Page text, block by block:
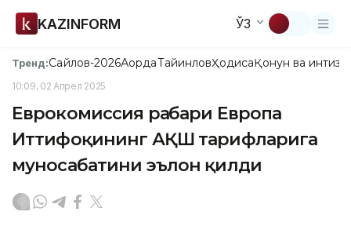
KAZINFORM ЎЗ
Тренд:Сайлов-2026АқордаТайинловҲодисаҚонун ва
10:09, 02 Апрел 2025
Еврокомиссия раҳбари Европа
Иттифоқининг АҚШ тарифларига
муносабатини эълон қилди